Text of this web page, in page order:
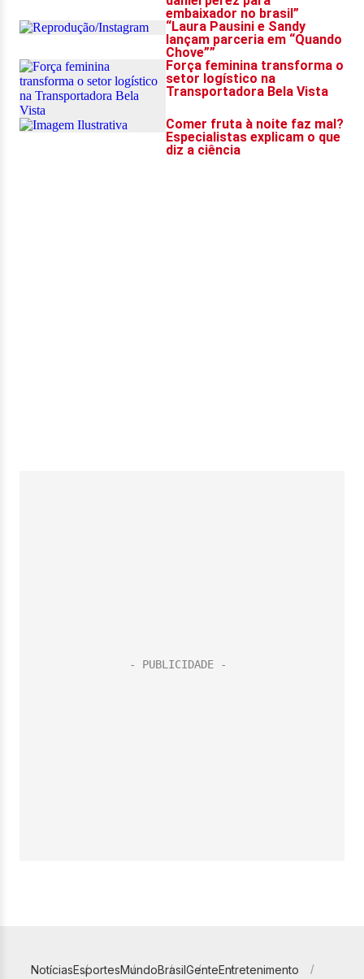
NotíciasEsportesMundoBrasilGenteEntretenimento